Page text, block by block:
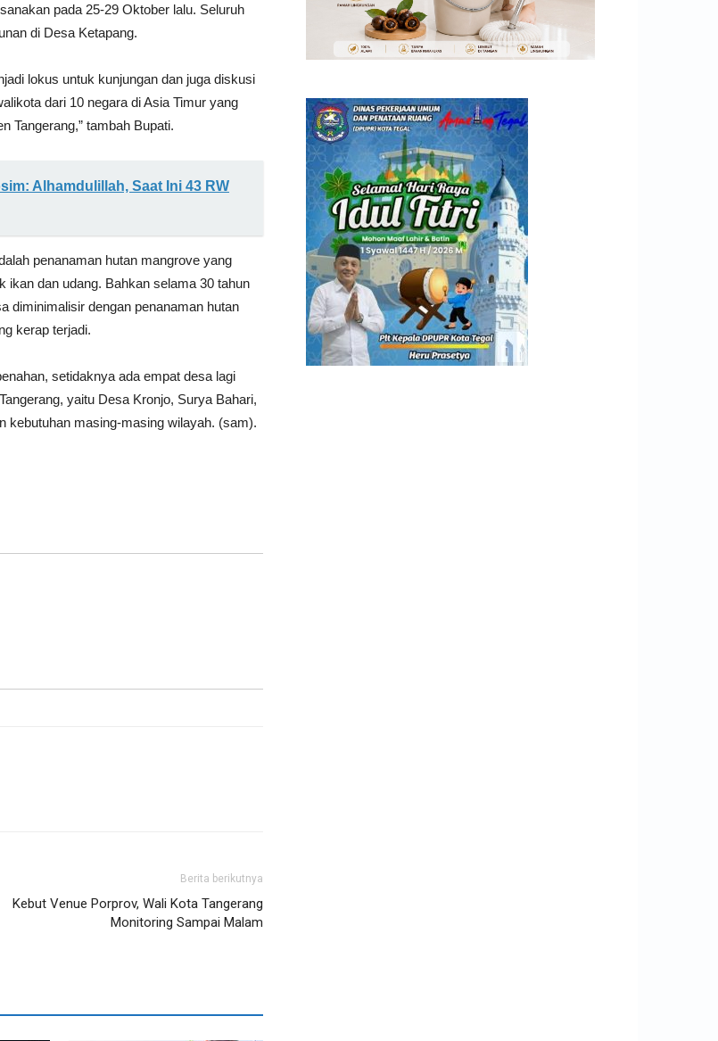
pada 25-29 Oktober lalu. Seluruh
di Desa Ketapang.
lokus untuk kunjungan dan juga diskusi
dari 10 negara di Asia Timur yang
Tangerang,” tambah Bupati.
Alhamdulillah, Saat Ini 43 RW
penanaman hutan mangrove yang
ikan dan udang. Bahkan selama 30 tahun
diminimalisir dengan penanaman hutan
kerap terjadi.
setidaknya ada empat desa lagi
yaitu Desa Kronjo, Surya Bahari,
kebutuhan masing-masing wilayah. (sam).
Berita berikutnya
Kebut Venue Porprov, Wali Kota Tangerang
Monitoring Sampai Malam